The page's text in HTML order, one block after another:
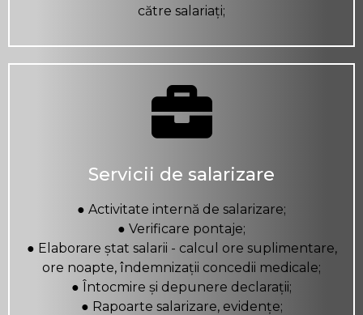
către salariați;
Servicii de salarizare
● Activitate internă de salarizare;
● Verificare pontaje;
● Elaborare ștat salarii - calcul ore suplimentare,
ore noapte, îndemnizații concedii medicale;
● Întocmire și depunere declarații;
● Rapoarte salarizare, evidențe;